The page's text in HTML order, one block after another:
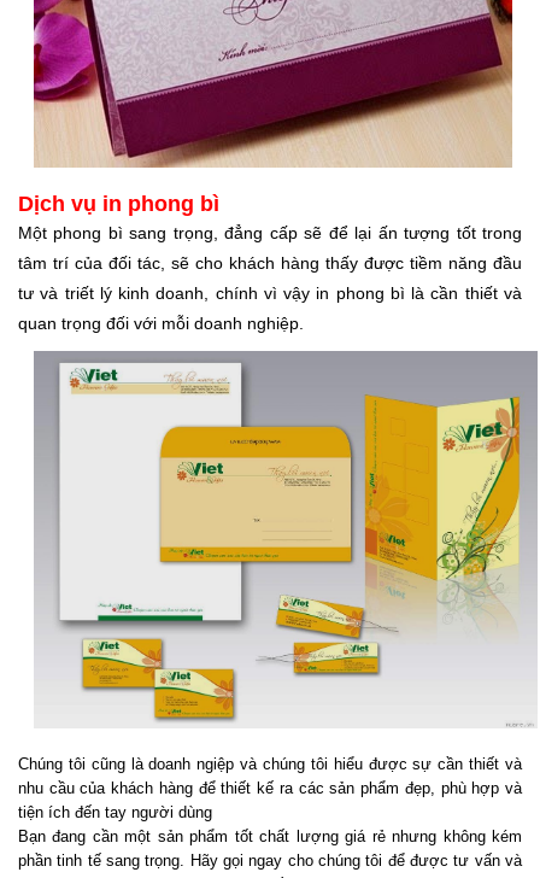
Dịch vụ in phong bì
Một phong bì sang trọng, đẳng cấp sẽ để lại ấn tượng tốt trong
tâm trí của đối tác, sẽ cho khách hàng thấy được tiềm năng đầu
tư và triết lý kinh doanh, chính vì vậy in phong bì là cần thiết và
quan trọng đối với mỗi doanh nghiệp.
Chúng tôi cũng là doanh ngiệp và chúng tôi hiểu được sự cần thiết và
nhu cầu của khách hàng để thiết kế ra các sản phẩm đẹp, phù hợp và
tiện ích đến tay người dùng
Bạn đang cần một sản phẩm tốt chất lượng giá rẻ nhưng không kém
phần tinh tế sang trọng. Hãy gọi ngay cho chúng tôi để được tư vấn và